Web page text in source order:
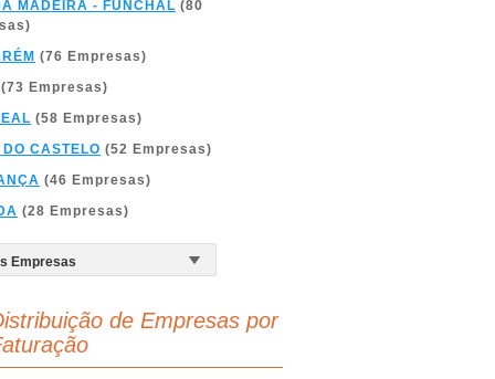
MADEIRA - FUNCHAL (80
(76 Empresas)
(73 Empresas)
(58 Empresas)
CASTELO (52 Empresas)
(46 Empresas)
(28 Empresas)
de Empresas por